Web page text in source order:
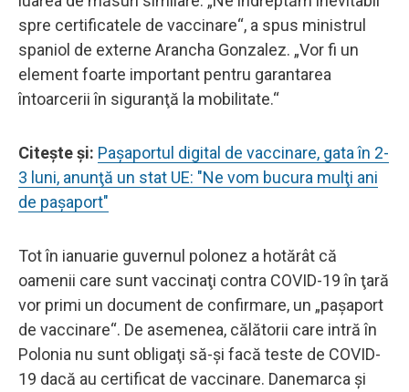
spre certificatele de vaccinare“, a spus ministrul
spaniol de externe Arancha Gonzalez. „Vor fi un
element foarte important pentru garantarea
întoarcerii în siguranţă la mobilitate.“
Citeşte şi: Paşaportul digital de vaccinare, gata în 2-
3 luni, anunţă un stat UE: "Ne vom bucura mulţi ani
de paşaport"
Tot în ianuarie guvernul polonez a hotărât că
oamenii care sunt vaccinaţi contra COVID-19 în ţară
vor primi un document de confirmare, un „paşaport
de vaccinare“. De asemenea, călătorii care intră în
Polonia nu sunt obligaţi să-şi facă teste de COVID-
19 dacă au certificat de vaccinare. Danemarca şi